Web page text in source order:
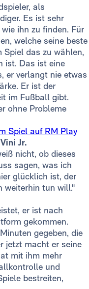
als
Es ist sehr
ihn zu finden. Für
welche seine beste
Spiel das zu wählen,
ist. Das ist eine
er verlangt nie etwas
Er ist der
im Fußball gibt.
ohne Probleme
Spiel auf RM Play
Jr.
nicht, ob dieses
sagen, was ich
glücklich ist, der
weiterhin tun will."
er ist nach
gekommen.
gegeben, die
jetzt macht er seine
mit ihm mehr
und
bestreiten,